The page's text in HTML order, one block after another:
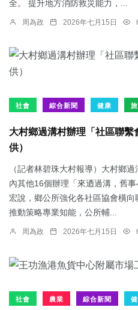
全。 提升地方消防救災能力，...
周為政 2026年七月15日
社會 綜合新聞 健康
大村鄉過溝村辦理「社區聯
供）
（記者林碧珠大村報導）大村鄉
內其他16個辦理「來迺過溝，舊
宏說，鄉公所強化各社區協會橫
推動策略專業知能，公所輔...
周為政 2026年七月15日
社會 農業 綜合新聞